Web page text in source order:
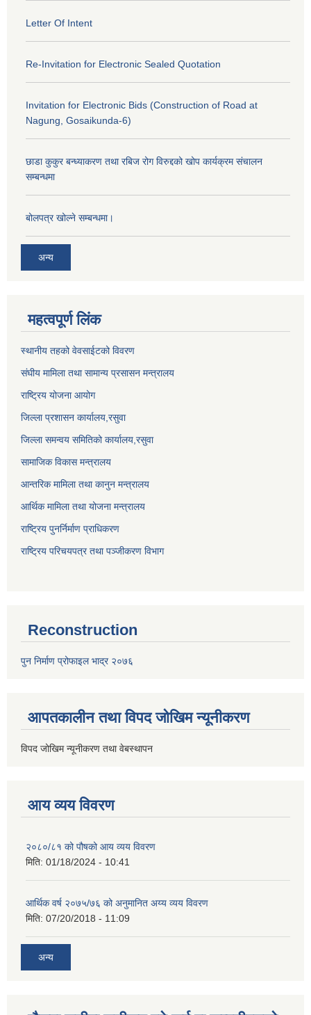
Letter Of Intent
Re-Invitation for Electronic Sealed Quotation
Invitation for Electronic Bids (Construction of Road at
Nagung, Gosaikunda-6)
छाडा कुकुर बन्ध्याकरण तथा रबिज रोग विरुद्दको खोप कार्यक्रम संचालन
सम्बन्धमा
बोलपत्र खोल्ने सम्बन्धमा।
अन्य
महत्वपूर्ण लिंक
स्थानीय तहको वेवसाईटको विवरण
संघीय मामिला तथा सामान्य प्रसासन मन्त्रालय
राष्ट्रिय योजना आयोग
जिल्ला प्रशासन कार्यालय, रसुवा
जिल्ला समन्वय समितिको कार्यालय, रसुवा
सामाजिक विकास मन्त्रालय
आन्तरिक मामिला तथा कानुन मन्त्रालय
आर्थिक मामिला तथा योजना मन्त्रालय
राष्ट्रिय पुनर्निर्माण प्राधिकरण
राष्ट्रिय परिचयपत्र तथा पञ्जीकरण विभाग
Reconstruction
पुन निर्माण प्रोफाइल भाद्र २०७६
आपतकालीन तथा विपद जोखिम न्यूनीकरण
विपद जोखिम न्यूनीकरण तथा वेबस्थापन
आय व्यय विवरण
२०८०/८१ को पौषको आय व्यय विवरण
मिति: 01/18/2024 - 10:41
आर्थिक वर्ष २०७५/७६ को अनुमानित अय्य व्यय विवरण
मिति: 07/20/2018 - 11:09
अन्य